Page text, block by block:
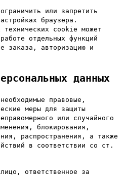
или запретить
браузера.
технических cookie может
отдельных функций
заказа, авторизацию и
данных
правовые,
меры для защиты
или случайного
блокирования,
распространения, а также
в соответствии со ст.
ответственное за